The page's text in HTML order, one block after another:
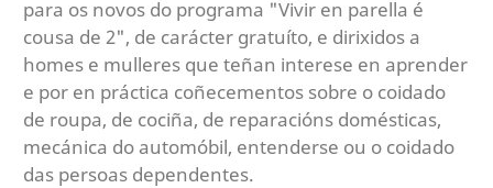
para os novos do programa "Vivir en parella é
cousa de 2", de carácter gratuíto, e dirixidos a
homes e mulleres que teñan interese en aprender
e por en práctica coñecementos sobre o coidado
de roupa, de cociña, de reparacións domésticas,
mecánica do automóbil, entenderse ou o coidado
das persoas dependentes.